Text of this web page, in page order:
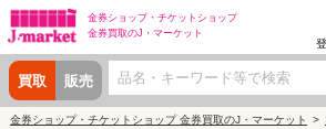
金券ショップ・ チケットショップ
金券買取のJ・マーケット
買取 販売
金券ショップ・チケットショップ 金券買取のJ・マーケット